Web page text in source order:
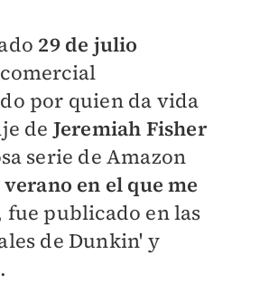
29 de julio
por quien da vida
de Jeremiah Fisher
serie de Amazon
en el que me
fue publicado en las
de Dunkin' y